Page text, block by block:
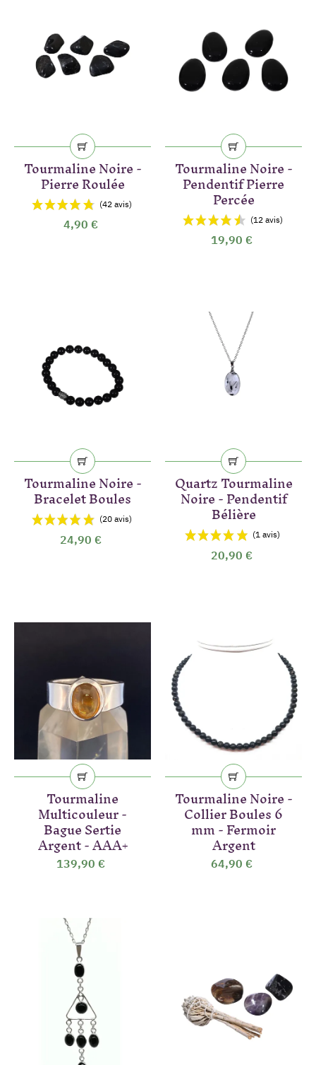
(2 avis)
Tourmaline Noire -
Pierre Roulée
4,90 €
Tourmaline Noire -
Pendentif Pierre
Percée
19,90 €
Tourmaline Noire -
Bracelet Boules
24,90 €
Quartz Tourmaline
Noire - Pendentif
Bélière
20,90 €
Tourmaline
Multicouleur -
Bague Sertie
Argent - AAA+
139,90 €
Tourmaline Noire -
Collier Boules 6
mm - Fermoir
Argent
64,90 €